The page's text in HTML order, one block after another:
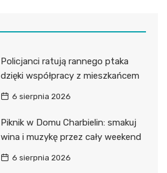
Policjanci ratują rannego ptaka
dzięki współpracy z mieszkańcem
6 sierpnia 2026
Piknik w Domu Charbielin: smakuj
wina i muzykę przez cały weekend
6 sierpnia 2026